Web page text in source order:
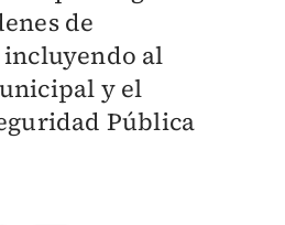
de
al
y el
Pública